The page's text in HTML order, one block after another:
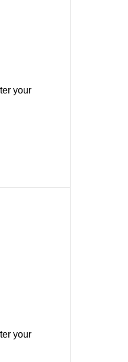
your
your